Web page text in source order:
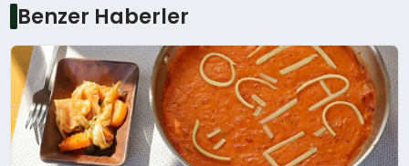
Benzer Haberler